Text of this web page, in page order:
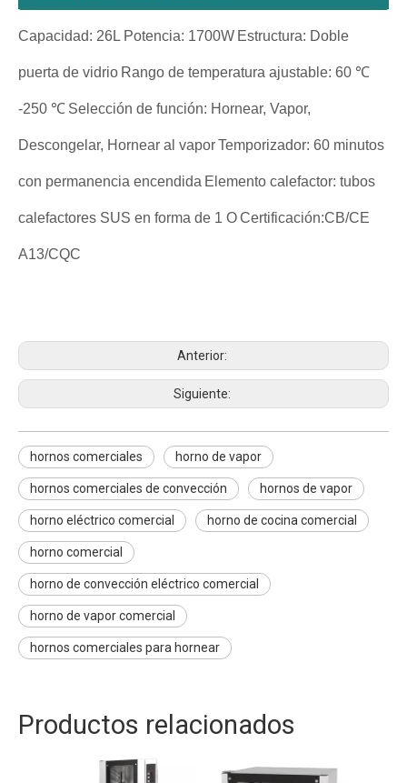
Capacidad: 26L Potencia: 1700W Estructura: Doble
puerta de vidrio Rango de temperatura ajustable: 60 ℃
-250 ℃ Selección de función: Hornear, Vapor,
Descongelar, Hornear al vaporTemporizador: 60 minutos
con permanencia encendida Elemento calefactor: tubos
calefactores SUS en forma de 1 OCertificación:CB/CE
A13/CQC
Anterior:
Siguiente:
hornos comerciales horno de vapor
hornos comerciales de convección hornos de vapor
horno eléctrico comercial horno de cocina comercial
horno comercial
horno de convección eléctrico comercial
horno de vapor comercial
hornos comerciales para hornear
Productos relacionados